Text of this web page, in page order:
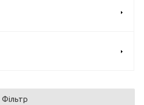
Фільтр